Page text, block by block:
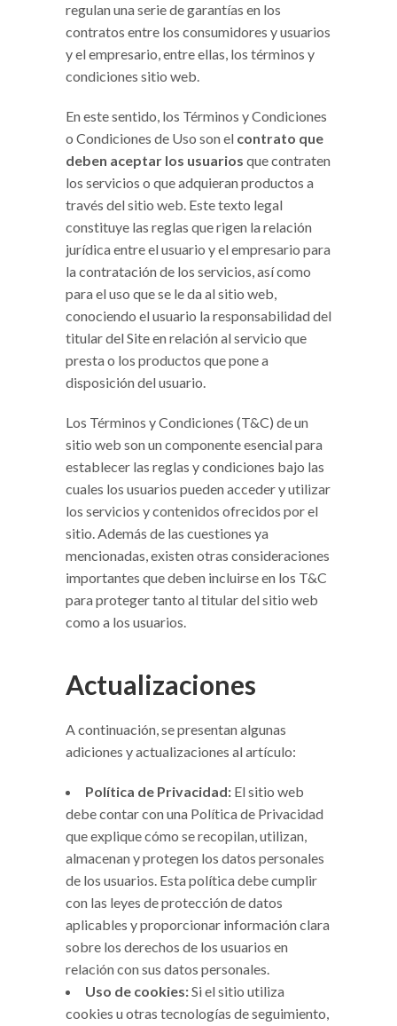
regulan una serie de garantías en los
contratos entre los consumidores y usuarios
y el empresario, entre ellas, los términos y
condiciones sitio web.
En este sentido, los Términos y Condiciones
o Condiciones de Uso son el contrato que
deben aceptar los usuarios que contraten
los servicios o que adquieran productos a
través del sitio web. Este texto legal
constituye las reglas que rigen la relación
jurídica entre el usuario y el empresario para
la contratación de los servicios, así como
para el uso que se le da al sitio web,
conociendo el usuario la responsabilidad del
titular del Site en relación al servicio que
presta o los productos que pone a
disposición del usuario.
Los Términos y Condiciones (T&C) de un
sitio web son un componente esencial para
establecer las reglas y condiciones bajo las
cuales los usuarios pueden acceder y utilizar
los servicios y contenidos ofrecidos por el
sitio. Además de las cuestiones ya
mencionadas, existen otras consideraciones
importantes que deben incluirse en los T&C
para proteger tanto al titular del sitio web
como a los usuarios.
Actualizaciones
A continuación, se presentan algunas
adiciones y actualizaciones al artículo:
Política de Privacidad: El sitio web
debe contar con una Política de Privacidad
que explique cómo se recopilan, utilizan,
almacenan y protegen los datos personales
de los usuarios. Esta política debe cumplir
con las leyes de protección de datos
aplicables y proporcionar información clara
sobre los derechos de los usuarios en
relación con sus datos personales.
Uso de cookies:Si el sitio utiliza
cookies u otras tecnologías de seguimiento,